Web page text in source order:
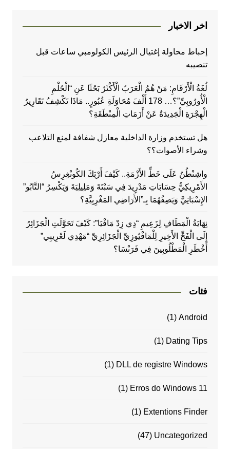
اخر الاخبار
إحباط محاولة إغتيال الرئيس الكولومبي ساعات قبل
تنصيبه
لُغَةُ الْأَرْقَامِ: مَنْ هُمُ الْعَرَبُ الْأَكْثَرُ بَحْثًا عَنِ “الْحُلْمِ
الْأُورُوبِيِّ”؟… 178 أَلْفَ مُحَاوَلَةِ عُبُورٍ.. مَاذَا تَكْشِفُ تَقَارِيرُ
الْهِجْرَةِ الْجَدِيدَةُ عَنْ أَزَمَاتِ الْمِنْطَقَةِ؟
هل تستخدم وزارة الداخلية معازل شفافة لمنع التلاعب
وشراء الأصوات؟؟
واشِنْطُنُ عَلَى خَطِّ الأَزْمَةِ.. كَيْفَ أَرْبَكَ الكُونْغِرِسُ
الأَمْرِيكِيُّ حِسَابَاتِ مَدْرِيدَ فِي سَبْتَةَ وَمَلِيلِيَةَ وَيَكْسِرُ “التَّابُو”
الإِسْبَانِيَّ وَيَصِفُهُمَا بِـ”الأَرَاضِي المَغْرِبِيَّةِ؟
نِهَايَةُ الْمَطَافِ لِزَعِيمِ “دِي زِدْ مَافْيَا”: كَيْفَ تَحَوَّلَتِ الْجَزَائِرُ
إِلَى الْفَخِّ الأَخِيرِ لِلْمَافْيُوزِيِّ الْجَزَائِرِيِّ “مَهْدِي لَعْرِيبِي”
أَخْطَرِ الْمَطْلُوبِينَ فِي فَرَنْسَا؟
فئات
Android
(1)
Dating Tips
(1)
DLL de registre Windows
(1)
Erros do Windows 11
(1)
Extentions Finder
(1)
Uncategorized
(47)